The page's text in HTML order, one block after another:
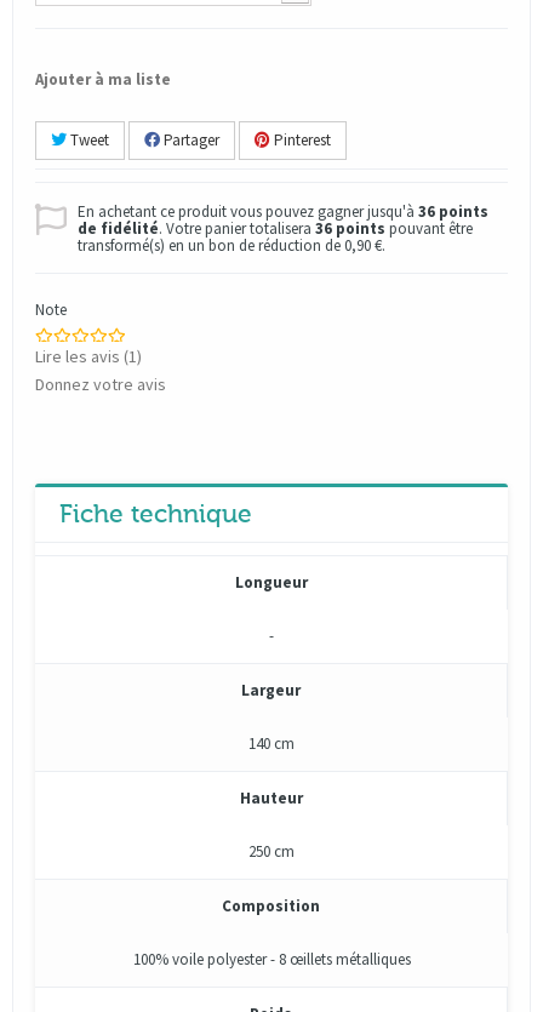
Ajouter à ma liste
Tweet Partager Pinterest
En achetant ce produit vous pouvez gagner jusqu'à 36 points
de fidélité. Votre panier totalisera 36 points pouvant être
transformé(s) en un bon de réduction de0,90 €.
Note
Lire les avis (1)
Donnez votre avis
Fiche technique
Longueur
-
Largeur
140 cm
Hauteur
250 cm
Composition
100% voile polyester - 8 œillets métalliques